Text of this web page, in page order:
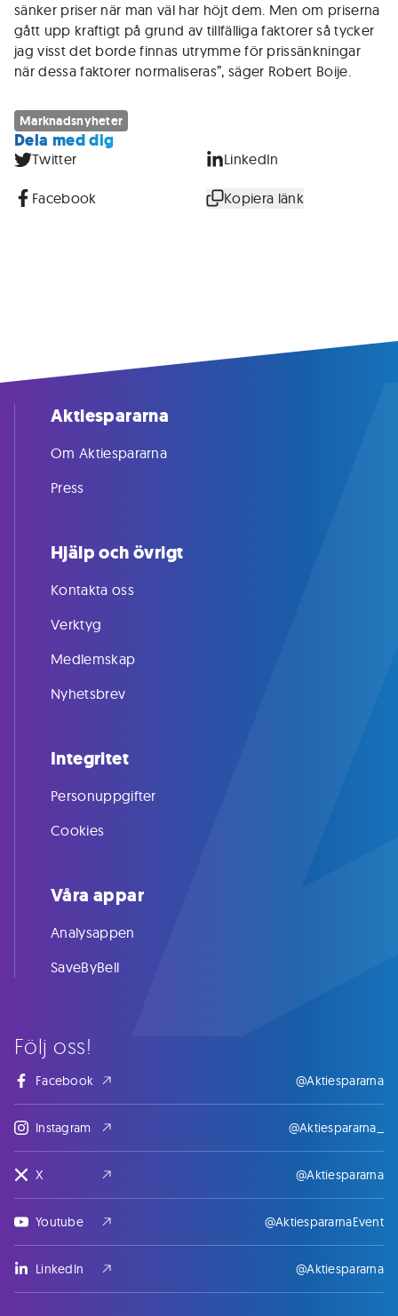
sänker priser när man väl har höjt dem. Men om priserna
gått upp kraftigt på grund av tillfälliga faktorer så tycker
jag visst det borde finnas utrymme för prissänkningar
när dessa faktorer normaliseras”, säger Robert Boije.
Marknadsnyheter
Dela med dig
Twitter LinkedIn
Facebook Kopiera länk
Följ oss!
Facebook @Aktiespararna
Instagram @Aktiespararna_
X @Aktiespararna
Youtube @AktiespararnaEvent
LinkedIn @Aktiespararna
Aktiespararna
Om Aktiespararna
Press
Hjälp och övrigt
Kontakta oss
Verktyg
Medlemskap
Nyhetsbrev
Integritet
Personuppgifter
Cookies
Våra appar
Analysappen
SaveByBell